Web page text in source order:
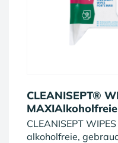
CLEANISEPT®
CLEANISEPT
alkoholfreie,